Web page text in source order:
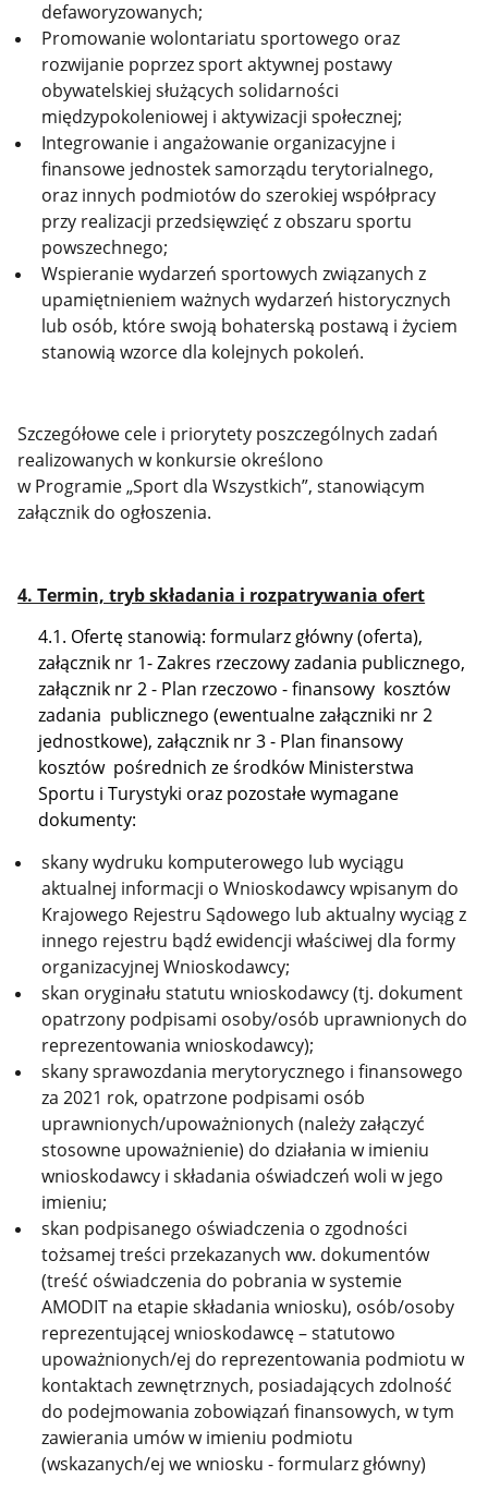
defaworyzowanych;
Promowanie wolontariatu sportowego oraz
rozwijanie poprzez sport aktywnej postawy
obywatelskiej służących solidarności
międzypokoleniowej i aktywizacji społecznej;
Integrowanie i angażowanie organizacyjne i
finansowe jednostek samorządu terytorialnego,
oraz innych podmiotów do szerokiej współpracy
przy realizacji przedsięwzięć z obszaru sportu
powszechnego;
Wspieranie wydarzeń sportowych związanych z
upamiętnieniem ważnych wydarzeń historycznych
lub osób, które swoją bohaterską postawą i życiem
stanowią wzorce dla kolejnych pokoleń.
Szczegółowe cele i priorytety poszczególnych zadań
realizowanych w konkursie określono
w Programie „Sport dla Wszystkich”, stanowiącym
załącznik do ogłoszenia.
4. Termin, tryb składania i rozpatrywania ofert
4.1. Ofertę stanowią: formularz główny (oferta),
załącznik nr 1- Zakres rzeczowy zadania publicznego,
załącznik nr 2 - Plan rzeczowo - finansowy kosztów
zadania publicznego (ewentualne załączniki nr 2
jednostkowe), załącznik nr 3- Plan finansowy
kosztów pośrednich ze środków Ministerstwa
Sportu i Turystyki oraz pozostałe wymagane
dokumenty:
skany wydruku komputerowego lub wyciągu
aktualnej informacji o Wnioskodawcy wpisanym do
Krajowego Rejestru Sądowego lub aktualny wyciąg z
innego rejestru bądź ewidencji właściwej dla formy
organizacyjnej Wnioskodawcy;
skan oryginału statutu wnioskodawcy (tj. dokument
opatrzony podpisami osoby/osób uprawnionych do
reprezentowania wnioskodawcy);
skany sprawozdania merytorycznego i finansowego
za 2021 rok, opatrzone podpisami osób
uprawnionych/upoważnionych (należy załączyć
stosowne upoważnienie) do działania w imieniu
wnioskodawcy i składania oświadczeń woli w jego
imieniu;
skan podpisanego oświadczenia o zgodności
tożsamej treści przekazanych ww. dokumentów
(treść oświadczenia do pobrania w systemie
AMODIT na etapie składania wniosku), osób/osoby
reprezentującej wnioskodawcę – statutowo
upoważnionych/ej do reprezentowania podmiotu w
kontaktach zewnętrznych, posiadających zdolność
do podejmowania zobowiązań finansowych, w tym
zawierania umów w imieniu podmiotu
(wskazanych/ej we wniosku - formularz główny)